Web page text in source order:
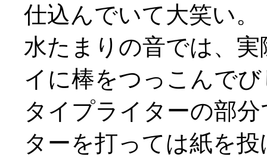
仕込んでいて大笑い。
水たまりの音では、
イに棒をつっこんで
タイプライターの部
ターを打っては紙を